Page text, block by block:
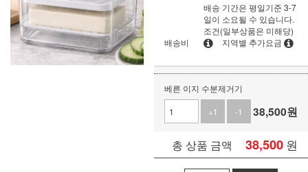
배송비
배송 기간은 평일기준 3-7
일이 소요될 수 있습니다.
조건(일부상품은 미해당)
지역별 추가요금
베른 이지 수분제거기
+1
-1 38,500원
총 상품 금액 38,500 원